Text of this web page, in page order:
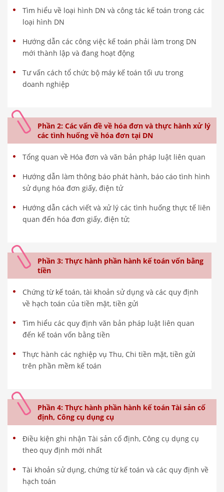
Tìm hiểu về loại hình DN và công tác kế toán trong các
loại hình DN
Hướng dẫn các công việc kế toán phải làm trong DN
mới thành lập và đang hoạt động
Tư vấn cách tổ chức bộ máy kế toán tối ưu trong
doanh nghiệp
Phần 2: Các vấn đề về hóa đơn và thực hành xử lý
các tình huống về hóa đơn tại DN
Tổng quan về Hóa đơn và văn bản pháp luật liên quan
Hướng dẫn làm thông báo phát hành, báo cáo tình hình
sử dụng hóa đơn giấy, điện tử
Hướng dẫn cách viết và xử lý các tình huống thực tế liên
quan đến hóa đơn giấy, điện tử;
Phần 3: Thực hành phần hành kế toán vốn bằng
tiền
Chứng từ kế toán, tài khoản sử dụng và các quy định
về hạch toán của tiền mặt, tiền gửi
Tìm hiểu các quy định văn bản pháp luật liên quan
đến kế toán vốn bằng tiền
Thực hành các nghiệp vụ Thu, Chi tiền mặt, tiền gửi
trên phần mềm kế toán
Phần 4: Thực hành phần hành kế toán Tài sản cố
định, Công cụ dụng cụ
Điều kiện ghi nhận Tài sản cố định, Công cụ dụng cụ
theo quy định mới nhất
Tài khoản sử dụng, chứng từ kế toán và các quy định về
hạch toán